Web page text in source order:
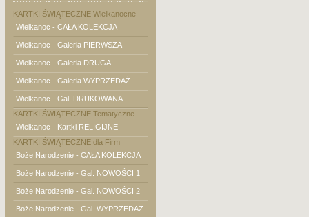
KARTKI ŚWIĄTECZNE Wielkanocne
Wielkanoc - CAŁA KOLEKCJA
Wielkanoc - Galeria PIERWSZA
Wielkanoc - Galeria DRUGA
Wielkanoc - Galeria WYPRZEDAŻ
Wielkanoc - Gal. DRUKOWANA
KARTKI ŚWIĄTECZNE Tematyczne
Wielkanoc - Kartki RELIGIJNE
KARTKI ŚWIĄTECZNE dla Firm
Boże Narodzenie - CAŁA KOLEKCJA
Boże Narodzenie - Gal. NOWOŚCI 1
Boże Narodzenie - Gal. NOWOŚCI 2
Boże Narodzenie - Gal. WYPRZEDAŻ